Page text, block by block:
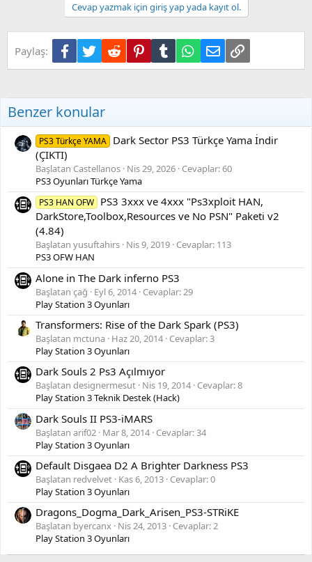
Cevap yazmak için giriş yap yada kayıt ol.
Paylaş: Facebook
TwitterReddit PinterestTumblr WhatsApp
E-postaLink
Benzer konular
PS3 Türkçe YAMA Dark Sector PS3 Türkçe Yama İndir
(ÇIKTI)
Başlatan Castellanos Nis 29, 2026 Cevaplar: 60
PS3 Oyunları Türkçe Yama
PS3 HAN OFW PS3 3xxx ve 4xxx "Ps3xploit HAN,
DarkStore,Toolbox,Resources ve No PSN" Paketi v2
(4.84)
Başlatan yusuftahirs Nis 9, 2019 Cevaplar: 113
PS3 OFW HAN
Alone in The Dark inferno PS3
Başlatan çağ Eyl 6, 2014 Cevaplar: 29
Play Station 3 Oyunları
Transformers: Rise of the Dark Spark (PS3)
Başlatan mctuna Haz 20, 2014 Cevaplar: 3
Play Station 3 Oyunları
Dark Souls 2 Ps3 Açılmıyor
Başlatan designermesut Nis 19, 2014 Cevaplar: 8
Play Station 3 Teknik Destek (Hack)
Dark Souls II PS3-iMARS
Başlatan arif02 Mar 8, 2014 Cevaplar: 34
Play Station 3 Oyunları
Default Disgaea D2 A Brighter Darkness PS3
Başlatan redvelvet Kas 6, 2013 Cevaplar: 0
Play Station 3 Oyunları
Dragons_Dogma_Dark_Arisen_PS3-STRiKE
Başlatan byercanx Nis 24, 2013 Cevaplar: 2
Play Station 3 Oyunları